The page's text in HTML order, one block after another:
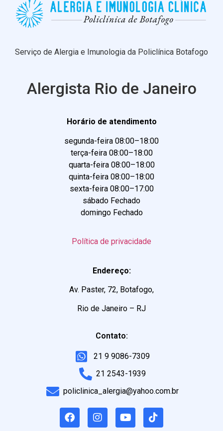
Serviço de Alergia e Imunologia da Policlínica Botafogo
Alergista Rio de Janeiro
Horário de atendimento
segunda-feira 08:00–18:00
terça-feira 08:00–18:00
quarta-feira 08:00–18:00
quinta-feira 08:00–18:00
sexta-feira 08:00–17:00
sábado Fechado
domingo Fechado
Política de privacidade
Endereço:
Av. Paster, 72, Botafogo,
Rio de Janeiro – RJ
Contato:
21 9 9086-7309
21 2543-1939
policlinica_alergia@yahoo.com.br